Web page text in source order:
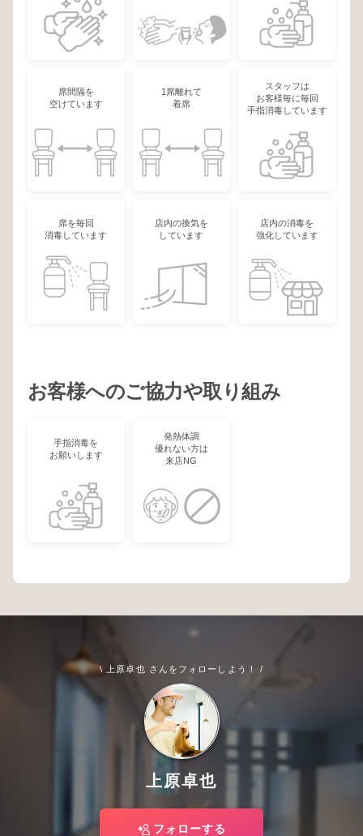
席間隔を
空けています
1席離れて
着席
スタッフは
お客様毎に毎回
手指消毒しています
席を毎回
消毒しています
店内の換気を
しています
店内の消毒を
強化しています
お客様へのご協力や取り組み
手指消毒を
お願いします
発熱体調
優れない方は
来店NG
\ 上原卓也 さんをフォローしよう！ /
上原卓也
フォローする